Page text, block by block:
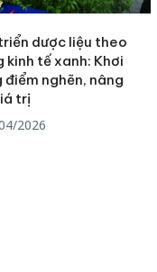
dược liệu theo
kinh tế xanh: Khơi
điểm nghẽn, nâng
trị
2026